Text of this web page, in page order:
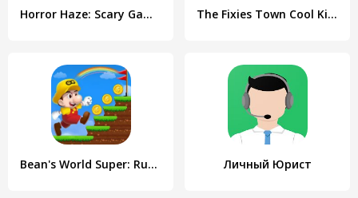
Horror Haze: Scary Games The Fixies Town Cool Kid Games
Bean's World Super: Run Games Личный Юрист